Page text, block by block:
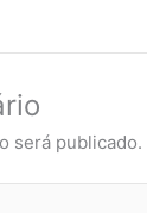
será publicado.